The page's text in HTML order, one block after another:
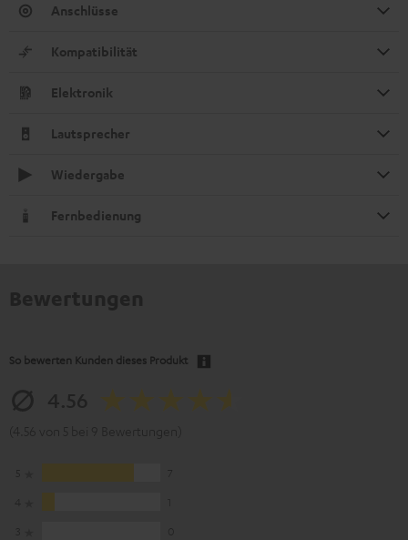
Anschlüsse
Kompatibilität
Elektronik
Lautsprecher
Wiedergabe
Fernbedienung
So bewerten Kunden dieses Produkt